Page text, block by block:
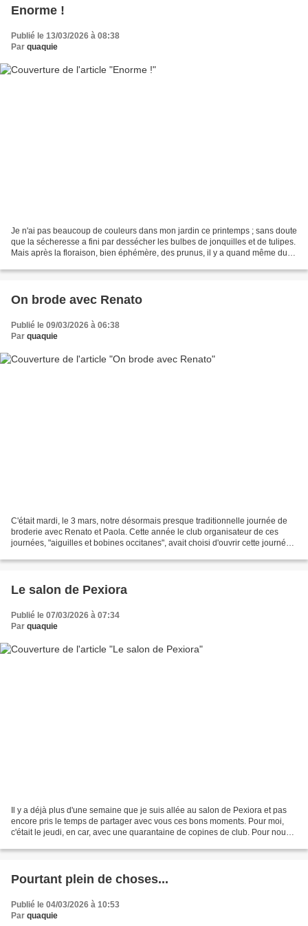
Enorme !
Publié le 13/03/2026 à 08:38
Par quaquie
Je n'ai pas beaucoup de couleurs dans mon jardin ce printemps ; sans doute
que la sécheresse a fini par dessécher les bulbes de jonquilles et de tulipes.
Mais après la floraison, bien éphémère, des prunus, il y a quand même du
On brode avec Renato
Publié le 09/03/2026 à 06:38
Par quaquie
C'était mardi, le 3 mars, notre désormais presque traditionnelle journée de
broderie avec Renato et Paola. Cette année le club organisateur de ces
journées, "aiguilles et bobines occitanes", avait choisi d'ouvrir cette journée
Le salon de Pexiora
Publié le 07/03/2026 à 07:34
Par quaquie
Il y a déjà plus d'une semaine que je suis allée au salon de Pexiora et pas
encore pris le temps de partager avec vous ces bons moments. Pour moi,
c'était le jeudi, en car, avec une quarantaine de copines de club. Pour nous
Pourtant plein de choses...
Publié le 04/03/2026 à 10:53
Par quaquie